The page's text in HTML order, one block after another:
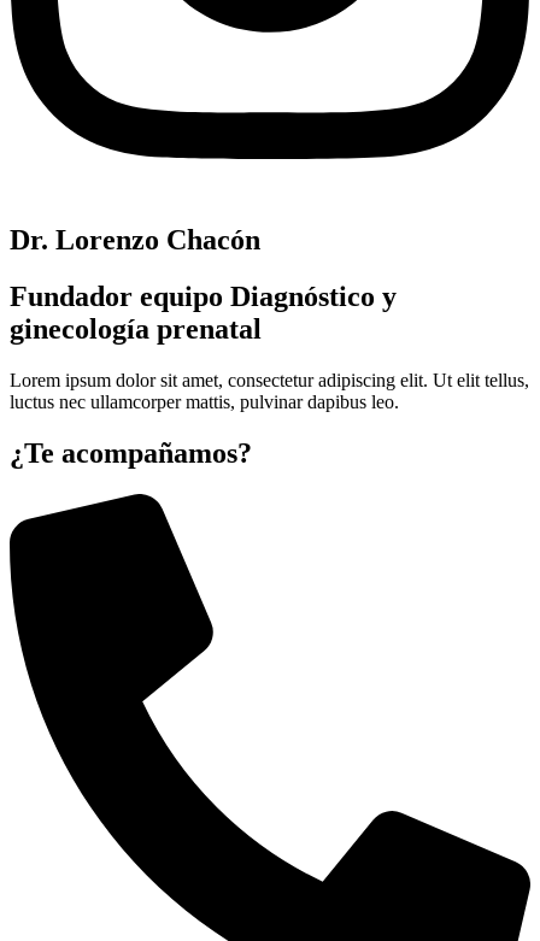
Dr. Lorenzo Chacón
Fundador equipo Diagnóstico y
ginecología prenatal
Lorem ipsum dolor sit amet, consectetur adipiscing elit. Ut elit tellus,
luctus nec ullamcorper mattis, pulvinar dapibus leo.
¿Te acompañamos?